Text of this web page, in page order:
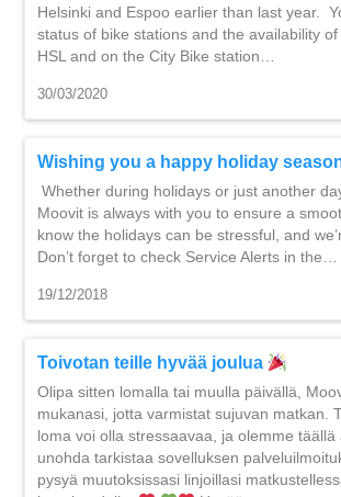
Helsinki and Espoo earlier than last year.
status of bike stations and the availability of
HSL and on the City Bike station…
30/03/2020
Wishing you a happy holiday
Whether during holidays or just another
Moovit is always with you to ensure a
know the holidays can be stressful, and
Don’t forget to check Service Alerts in the…
19/12/2018
Toivotan teille hyvää joulua
Olipa sitten lomalla tai muulla päivällä,
mukanasi, jotta varmistat sujuvan matkan.
loma voi olla stressaavaa, ja olemme täällä
unohda tarkistaa sovelluksen
pysyä muutoksissasi linjoillasi